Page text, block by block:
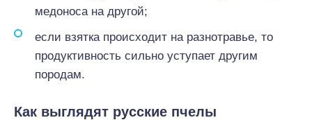
медоноса на другой;
если взятка происходит на разнотравье, то
продуктивность сильно уступает другим
породам.
Как выглядят русские пчелы